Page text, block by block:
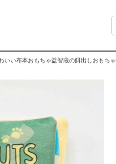
いい布本おもちゃ益智蔵の餌出しおもちゃ